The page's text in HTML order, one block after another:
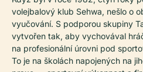
volejbalový klub Sehwa, nešlo o
vyučování. S podporou skupiny
vytvořen tak, aby vychovával
na profesionální úrovni pod
To je na školách napojených na